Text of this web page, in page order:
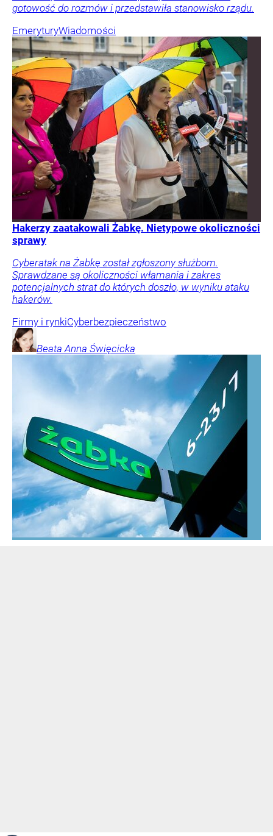
gotowość do rozmów i przedstawiła stanowisko rządu.
EmeryturyWiadomości
Hakerzy zaatakowali Żabkę. Nietypowe okoliczności
sprawy
Cyberatak na Żabkę został zgłoszony służbom.
Sprawdzane są okoliczności włamania i zakres
potencjalnych strat do których doszło, w wyniku ataku
hakerów.
Firmy i rynkiCyberbezpieczeństwo
Beata Anna Święcicka